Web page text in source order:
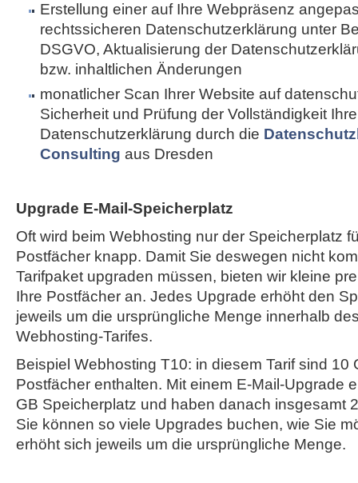
Erstellung einer auf Ihre Webpräsenz
rechtssicheren Datenschutzerklärung unter
DSGVO, Aktualisierung der
bzw. inhaltlichen Änderungen
monatlicher Scan Ihrer Website auf
Sicherheit und Prüfung der Vollständigkeit
Datenschutzerklärung durch die
Consulting aus Dresden
Upgrade E-Mail-Speicherplatz
Oft wird beim Webhosting nur der Speicherplatz
Postfächer knapp. Damit Sie deswegen nicht
Tarifpaket upgraden müssen, bieten wir kleine
Ihre Postfächer an. Jedes Upgrade erhöht den
jeweils um die ursprüngliche Menge innerhalb
Webhosting-Tarifes.
Beispiel Webhosting T10: in diesem Tarif sind 10
Postfächer enthalten. Mit einem E-Mail-Upgrade
GB Speicherplatz und haben danach insgesamt
Sie können so viele Upgrades buchen, wie Sie
erhöht sich jeweils um die ursprüngliche Menge.